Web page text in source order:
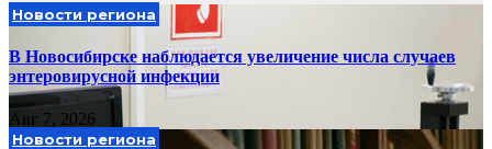
Новости региона
В Новосибирске наблюдается увеличение числа случаев
энтеровирусной инфекции
Авг 7, 2026
Новости региона